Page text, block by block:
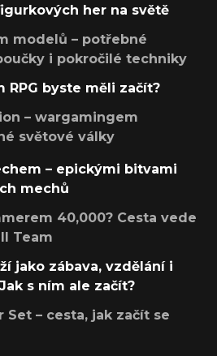
her na světě
modelů – potřebné
i pokročilé techniky
RPG byste měli začít?
– wargamingem
světové války
– epickými bitvami
mechů
40,000? Cesta vede
Team
jako zábava, vzdělání i
s ním ale začít?
Set – cesta, jak začít se